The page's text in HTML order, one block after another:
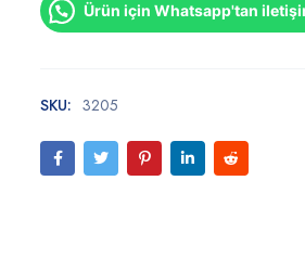
Ürün için Whatsapp'tan
SKU: 3205